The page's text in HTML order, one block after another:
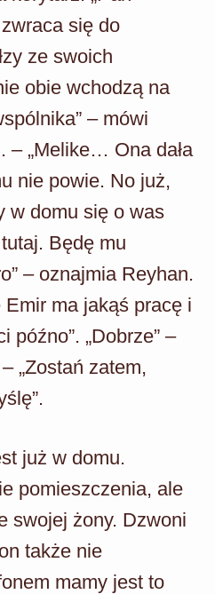
zwraca się do
ze swoich
obie wchodzą na
– mówi
– „Melike… Ona dała
nie powie. No już,
w domu się o was
Będę mu
– oznajmia Reyhan.
Emir ma jakąś pracę i
późno”. „Dobrze” –
„Zostań zatem,
już w domu.
pomieszczenia, ale
swojej żony. Dzwoni
także nie
mamy jest to